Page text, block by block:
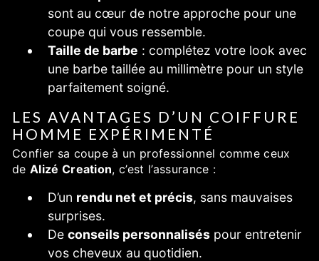
sont au cœur de notre approche pour une
coupe qui vous ressemble.
Taille de barbe : complétez votre look avec
une barbe taillée au millimètre pour un style
parfaitement soigné.
LES AVANTAGES D’UN COIFFURE
HOMME EXPÉRIMENTÉ
Confier sa coupe à un professionnel comme ceux
de Alizé Creation, c’est l’assurance :
D’un rendu net et précis, sans mauvaises
surprises.
De conseils personnalisés pour entretenir
vos cheveux au quotidien.